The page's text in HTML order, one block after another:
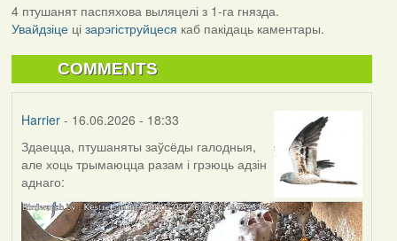
4 птушанят паспяхова выляцелі з 1-га гнязда.
Увайдзіцеці зарэгіструйцеся каб пакідаць каментары.
COMMENTS
Harrier- 16.06.2026 - 18:33
Здаецца, птушаняты заўсёды галодныя,
але хоць трымаюцца разам і грэюць адзін
аднаго: